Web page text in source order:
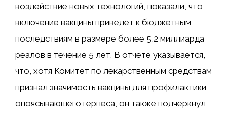
воздействие новых технологий, показали, что
включение вакцины приведет к бюджетным
последствиям в размере более 5,2 миллиарда
реалов в течение 5 лет. В отчете указывается,
что, хотя Комитет по лекарственным средствам
признал значимость вакцины для профилактики
опоясывающего герпеса, он также подчеркнул